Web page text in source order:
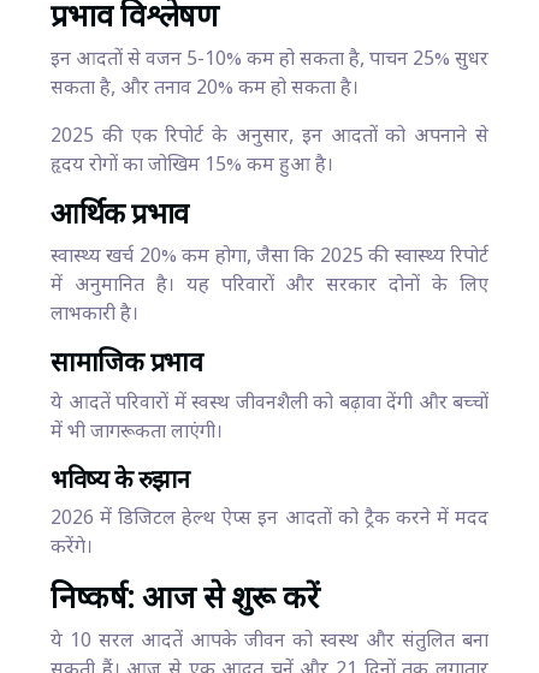
प्रभाव विश्लेषण
इन आदतों से वजन 5-10% कम हो सकता है, पाचन 25% सुधर
सकता है, और तनाव 20% कम हो सकता है।
2025 की एक रिपोर्ट के अनुसार, इन आदतों को अपनाने से
हृदय रोगों का जोखिम 15% कम हुआ है।
आर्थिक प्रभाव
स्वास्थ्य खर्च 20% कम होगा, जैसा कि 2025 की स्वास्थ्य रिपोर्ट
में अनुमानित है। यह परिवारों और सरकार दोनों के लिए
लाभकारी है।
सामाजिक प्रभाव
ये आदतें परिवारों में स्वस्थ जीवनशैली को बढ़ावा देंगी और बच्चों
में भी जागरूकता लाएंगी।
भविष्य के रुझान
2026 में डिजिटल हेल्थ ऐप्स इन आदतों को ट्रैक करने में मदद
करेंगे।
निष्कर्ष: आज से शुरू करें
ये 10 सरल आदतें आपके जीवन को स्वस्थ और संतुलित बना